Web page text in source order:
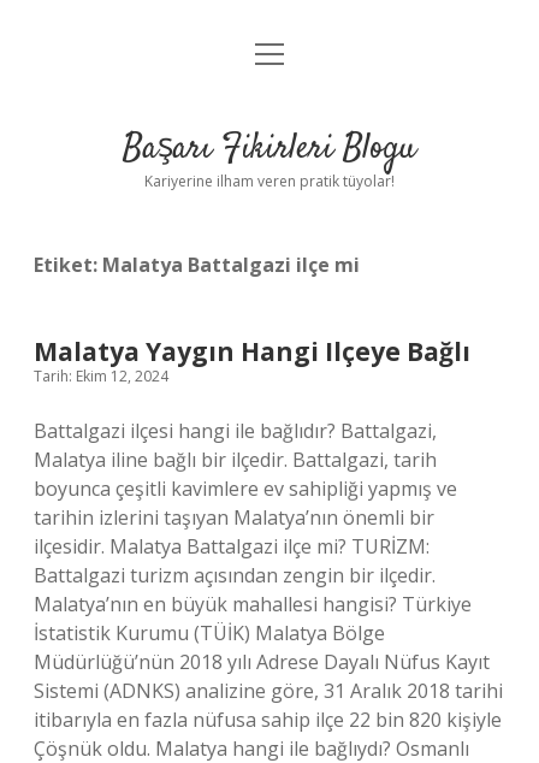
Anasayfa
Yasal Uyarı
menüyü
Başarı Fikirleri Blogu
Kariyerine ilham veren pratik tüyolar!
Etiket: Malatya Battalgazi ilçe mi
Malatya Yaygın Hangi Ilçeye Bağlı
Tarih: Ekim 12, 2024
Battalgazi ilçesi hangi ile bağlıdır? Battalgazi,
Malatya iline bağlı bir ilçedir. Battalgazi, tarih
boyunca çeşitli kavimlere ev sahipliği yapmış ve
tarihin izlerini taşıyan Malatya’nın önemli bir
ilçesidir. Malatya Battalgazi ilçe mi? TURİZM:
Battalgazi turizm açısından zengin bir ilçedir.
Malatya’nın en büyük mahallesi hangisi? Türkiye
İstatistik Kurumu (TÜİK) Malatya Bölge
Müdürlüğü’nün 2018 yılı Adrese Dayalı Nüfus Kayıt
Sistemi (ADNKS) analizine göre, 31 Aralık 2018 tarihi
itibarıyla en fazla nüfusa sahip ilçe 22 bin 820 kişiyle
Çöşnük oldu. Malatya hangi ile bağlıydı? Osmanlı